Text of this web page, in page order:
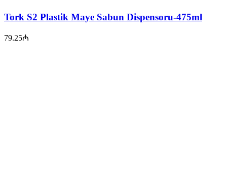
Tork S2 Plastik Maye Sabun Dispensoru-475ml
79.25₼